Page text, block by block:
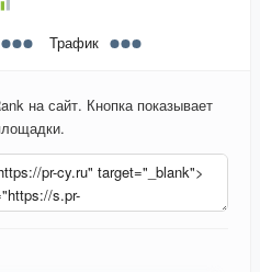
Трафик
на сайт. Кнопка показывает